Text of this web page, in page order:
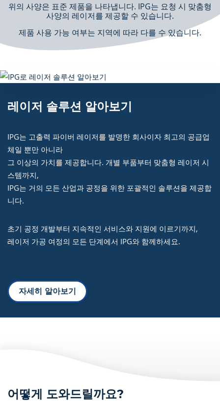
위의 사양은 표준 제품을 나타냅니다. IPG는 요청 시 맞춤형
사양의 레이저를 제공할 수 있습니다.
제품 사용 가능 여부는 지역에 따라 다를 수 있습니다.
레이저 솔루션 알아보기
IPG는 고출력 파이버 레이저를 발명한 회사이자 최고의 공급업
체일 뿐만 아니라
그 이상의 가치를 제공합니다. 개별 부품부터 맞춤형 레이저 시
스템까지,
IPG는 거의 모든 산업과 공정을 위한 포괄적인 솔루션을 제공합
니다.
초기 공정 개발부터 지속적인 서비스와 지원에 이르기까지,
레이저 가공 여정의 모든 단계에서 IPG와 함께하세요.
자세히 알아보기
어떻게 도와드릴까요?